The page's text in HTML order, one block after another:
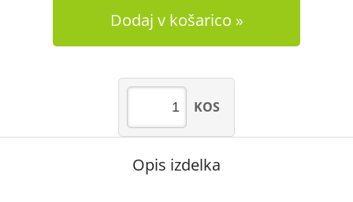
Dodaj v košarico
KOS
Opis izdelka